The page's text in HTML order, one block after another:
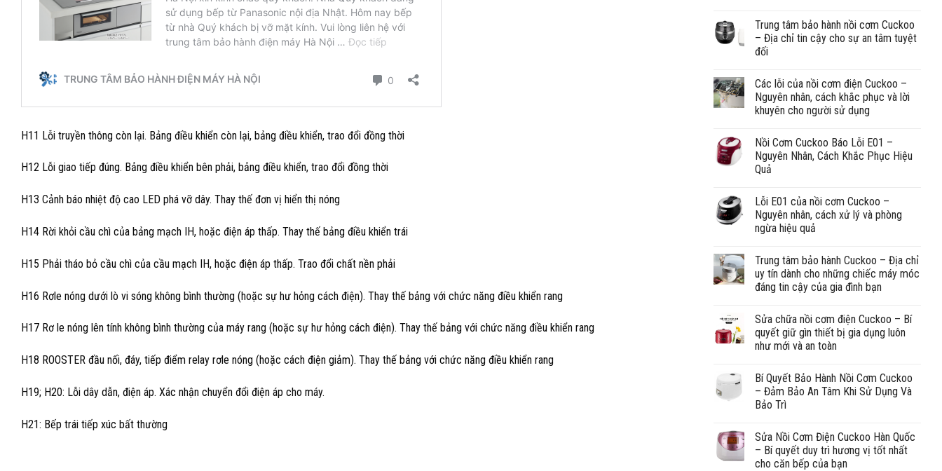
H11 Lỗi truyền thông còn lại. Bảng điều khiển còn lại, bảng điều khiển, trao đổi đồng thời
H12 Lỗi giao tiếp đúng. Bảng điều khiển bên phải, bảng điều khiển, trao đổi đồng thời
H13 Cảnh báo nhiệt độ cao LED phá vỡ dây. Thay thế đơn vị hiển thị nóng
H14 Rời khỏi cầu chì của bảng mạch IH, hoặc điện áp thấp. Thay thế bảng điều khiển trái
H15 Phải tháo bỏ cầu chì của cầu mạch IH, hoặc điện áp thấp. Trao đổi chất nền phải
H16 Rơle nóng dưới lò vi sóng không bình thường (hoặc sự hư hỏng cách điện). Thay thế bảng với chức năng điều khiển rang
H17 Rơ le nóng lên tính không bình thường của máy rang (hoặc sự hư hỏng cách điện). Thay thế bảng với chức năng điều khiển rang
H18 ROOSTER đầu nối, đáy, tiếp điểm relay rơle nóng (hoặc cách điện giảm). Thay thế bảng với chức năng điều khiển rang
H19; H20: Lỗi dây dẫn, điện áp. Xác nhận chuyển đổi điện áp cho máy.
H21: Bếp trái tiếp xúc bất thường
Trung tâm bảo hành nồi cơm Cuckoo
– Địa chỉ tin cậy cho sự an tâm tuyệt
đối
Các lỗi của nồi cơm điện Cuckoo –
Nguyên nhân, cách khắc phục và lời
khuyên cho người sử dụng
Nồi Cơm Cuckoo Báo Lỗi E01 –
Nguyên Nhân, Cách Khắc Phục Hiệu
Quả
Lỗi E01 của nồi cơm Cuckoo –
Nguyên nhân, cách xử lý và phòng
ngừa hiệu quả
Trung tâm bảo hành Cuckoo – Địa chỉ
uy tín dành cho những chiếc máy móc
đáng tin cậy của gia đình bạn
Sửa chữa nồi cơm điện Cuckoo – Bí
quyết giữ gìn thiết bị gia dụng luôn
như mới và an toàn
Bí Quyết Bảo Hành Nồi Cơm Cuckoo
– Đảm Bảo An Tâm Khi Sử Dụng Và
Bảo Trì
Sửa Nồi Cơm Điện Cuckoo Hàn Quốc
– Bí quyết duy trì hương vị tốt nhất
cho căn bếp của bạn